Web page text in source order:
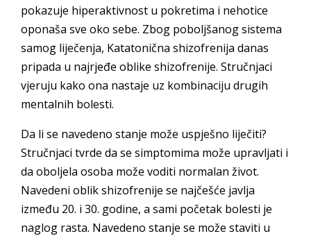
pokazuje hiperaktivnost u pokretima i nehotice
oponaša sve oko sebe. Zbog poboljšanog sistema
samog liječenja, Katatonična shizofrenija danas
pripada u najrjeđe oblike shizofrenije. Stručnjaci
vjeruju kako ona nastaje uz kombinaciju drugih
mentalnih bolesti.
Da li se navedeno stanje može uspješno liječiti?
Stručnjaci tvrde da se simptomima može upravljati i
da oboljela osoba može voditi normalan život.
Navedeni oblik shizofrenije se najčešće javlja
između 20. i 30. godine, a sami početak bolesti je
naglog rasta. Navedeno stanje se može staviti u